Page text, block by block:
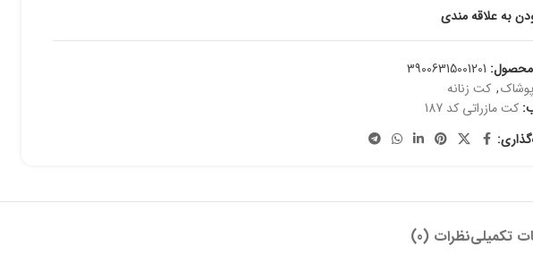
به علاقه مندی
محصول: 39006315001201
پوشاک, کت زنانه
کت مازراتی کد 187
تکمیلینظرات (0)